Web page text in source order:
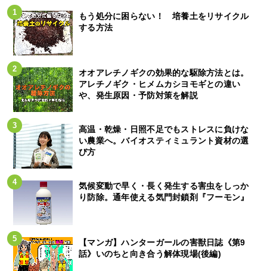
もう処分に困らない！ 培養土をリサイクル
する方法
オオアレチノギクの効果的な駆除方法とは。
アレチノギク・ヒメムカシヨモギとの違い
や、発生原因・予防対策を解説
高温・乾燥・日照不足でもストレスに負けな
い農業へ。バイオスティミュラント資材の選
び方
気候変動で早く・長く発生する害虫をしっか
り防除。通年使える気門封鎖剤『フーモン』
【マンガ】ハンターガールの害獣日誌《第9
話》いのちと向き合う解体現場(後編)